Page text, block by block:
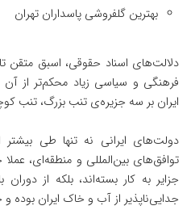
بهترین گلفروشی پاسداران تهران
دلالت‌های اسناد حقوقی، اسبق متقن
فرهنگی و سیاسی زیاد محکم‌تر از
ایران بر سه جزیره‌ی تنب بزرگ، تنب
دولت‌های ایرانی نه تنها طی
توافق‌های بین‌المللی و منطقه‌ای،
جزایر به کار بسته‌اند، بلکه از
جدایی‌ناپذیر از آب و خاک ایران بوده